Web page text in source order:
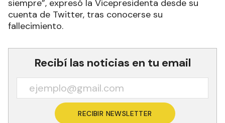
siempre”, expresó la Vicepresidenta desde su
cuenta de Twitter, tras conocerse su
fallecimiento.
Recibí las noticias en tu email
RECIBIR NEWSLETTER